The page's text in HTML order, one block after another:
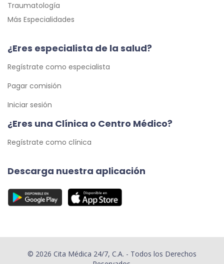
Traumatología
Más Especialidades
¿Eres especialista de la salud?
Regístrate como especialista
Pagar comisión
Iniciar sesión
¿Eres una Clínica o Centro Médico?
Regístrate como clínica
Descarga nuestra aplicación
© 2026 Cita Médica 24/7, C.A. - Todos los Derechos